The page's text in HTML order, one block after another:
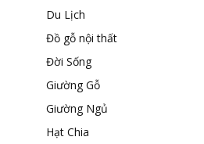
Du Lịch
Đồ gỗ nội thất
Đời Sống
Giường Gỗ
Giường Ngủ
Hạt Chia